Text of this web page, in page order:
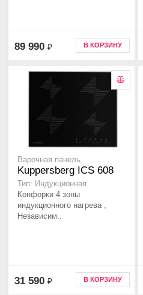
89 990 ₽ В КОРЗИНУ
Варочная панель
Kuppersberg ICS 608
Тип: Индукционная
Конфорки 4 зоны
индукционного нагрева ,
Независим..
31 590 ₽ В КОРЗИНУ